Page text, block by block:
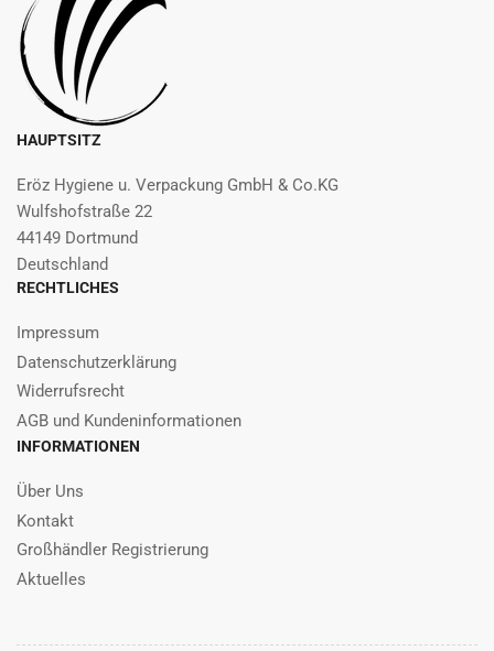
HAUPTSITZ
Eröz Hygiene u. Verpackung GmbH & Co.KG
Wulfshofstraße 22
44149 Dortmund
Deutschland
RECHTLICHES
Impressum
Datenschutzerklärung
Widerrufsrecht
AGB und Kundeninformationen
INFORMATIONEN
Über Uns
Kontakt
Großhändler Registrierung
Aktuelles